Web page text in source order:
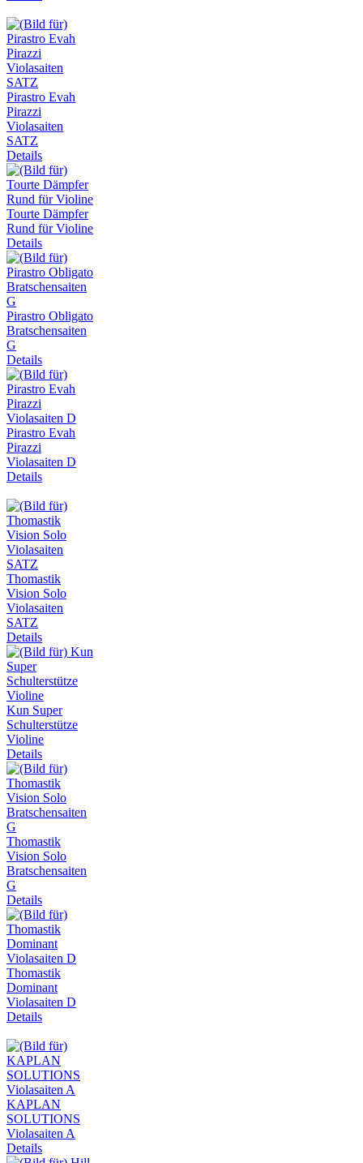
Pirastro Evah
Pirazzi
Violasaiten
SATZ
Details
Tourte Dämpfer
Rund für Violine
Details
Pirastro Obligato
Bratschensaiten
G
Details
Pirastro Evah
Pirazzi
Violasaiten D
Details
Thomastik
Vision Solo
Violasaiten
SATZ
Details
Kun Super
Schulterstütze
Violine
Details
Thomastik
Vision Solo
Bratschensaiten
G
Details
Thomastik
Dominant
Violasaiten D
Details
KAPLAN
SOLUTIONS
Violasaiten A
Details